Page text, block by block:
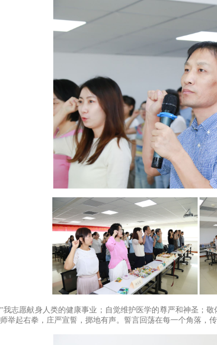
"我志愿献身人类的健康事业；自觉维护医学的尊严和神圣；
师举起右拳，庄严宣誓，掷地有声。誓言回荡在每一个角落，